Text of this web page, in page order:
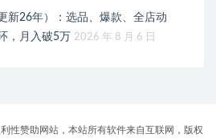
新26年）：选品、爆款、全店动
，月入破5万 2026 年 8 月 6 日
性赞助网站，本站所有软件来自互联网，版权